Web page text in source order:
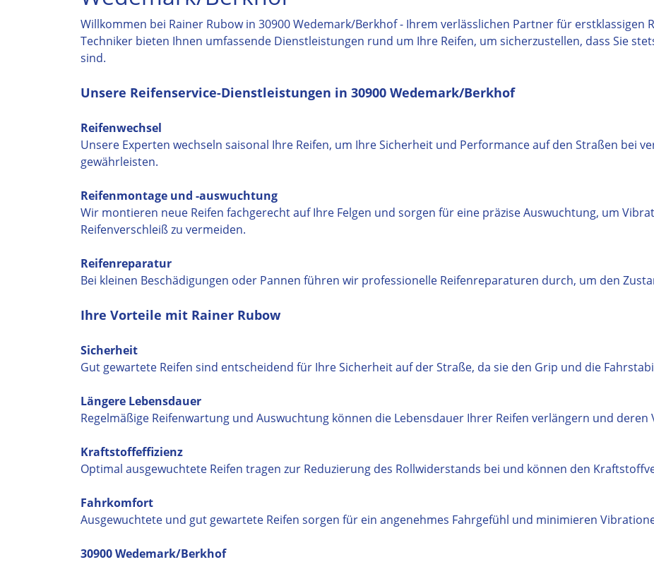
Willkommen bei Rainer Rubow in 30900 Wedemark/Berkhof - Ihrem verlässlichen Partner für erstklassigen
Techniker bieten Ihnen umfassende Dienstleistungen rund um Ihre Reifen, um sicherzustellen, dass Sie
sind.
Unsere Reifenservice-Dienstleistungen in 30900 Wedemark/Berkhof
Reifenwechsel
Unsere Experten wechseln saisonal Ihre Reifen, um Ihre Sicherheit und Performance auf den Straßen bei
gewährleisten.
Reifenmontage und -auswuchtung
Wir montieren neue Reifen fachgerecht auf Ihre Felgen und sorgen für eine präzise Auswuchtung, um
Reifenverschleiß zu vermeiden.
Reifenreparatur
Bei kleinen Beschädigungen oder Pannen führen wir professionelle Reifenreparaturen durch, um den
Ihre Vorteile mit Rainer Rubow
Sicherheit
Gut gewartete Reifen sind entscheidend für Ihre Sicherheit auf der Straße, da sie den Grip und die
Längere Lebensdauer
Regelmäßige Reifenwartung und Auswuchtung können die Lebensdauer Ihrer Reifen verlängern und
Kraftstoffeffizienz
Optimal ausgewuchtete Reifen tragen zur Reduzierung des Rollwiderstands bei und können den
Fahrkomfort
Ausgewuchtete und gut gewartete Reifen sorgen für ein angenehmes Fahrgefühl und minimieren
30900 Wedemark/Berkhof